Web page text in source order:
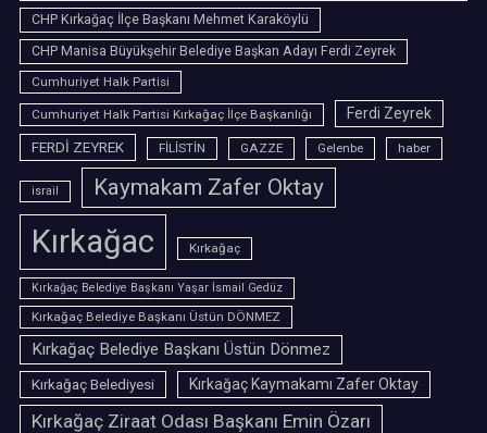
CHP Kırkağaç İlçe Başkanı Mehmet Karaköylü
CHP Manisa Büyükşehir Belediye Başkan Adayı Ferdi Zeyrek
Cumhuriyet Halk Partisi
Cumhuriyet Halk Partisi Kırkağaç İlçe Başkanlığı
Ferdi Zeyrek
FERDİ ZEYREK
FİLİSTİN GAZZE Gelenbe haber
israil Kaymakam Zafer Oktay
Kırkağac Kırkağaç
Kırkağaç Belediye Başkanı Yaşar İsmail Gedüz
Kırkağaç Belediye Başkanı Üstün DÖNMEZ
Kırkağaç Belediye Başkanı Üstün Dönmez
Kırkağaç Belediyesi Kırkağaç Kaymakamı Zafer Oktay
Kırkağaç Ziraat Odası Başkanı Emin Özarı